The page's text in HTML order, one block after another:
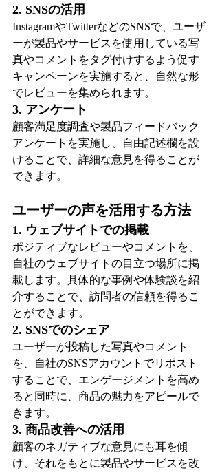
2. SNSの活用
InstagramやTwitterなどのSNSで、ユーザ
ーが製品やサービスを使用している写
真やコメントをタグ付けするよう促す
キャンペーンを実施すると、自然な形
でレビューを集められます。
3. アンケート
顧客満足度調査や製品フィードバック
アンケートを実施し、自由記述欄を設
けることで、詳細な意見を得ることが
できます。
ユーザーの声を活用する方法
1. ウェブサイトでの掲載
ポジティブなレビューやコメントを、
自社のウェブサイトの目立つ場所に掲
載します。具体的な事例や体験談を紹
介することで、訪問者の信頼を得るこ
とができます。
2. SNSでのシェア
ユーザーが投稿した写真やコメント
を、自社のSNSアカウントでリポスト
することで、エンゲージメントを高め
ると同時に、商品の魅力をアピールで
きます。
3. 商品改善への活用
顧客のネガティブな意見にも耳を傾
け、それをもとに製品やサービスを改